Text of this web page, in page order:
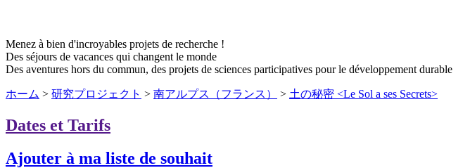
Menez à bien d'incroyables projets de recherche !
Des séjours de vacances qui changent le monde
Des aventures hors du commun, des projets de sciences participatives pour le développement durable
ホーム > 研究プロジェクト > 南アルプス（フランス） > 土の秘密 <Le Sol a ses Secrets>
Dates et Tarifs
Ajouter à ma liste de souhait